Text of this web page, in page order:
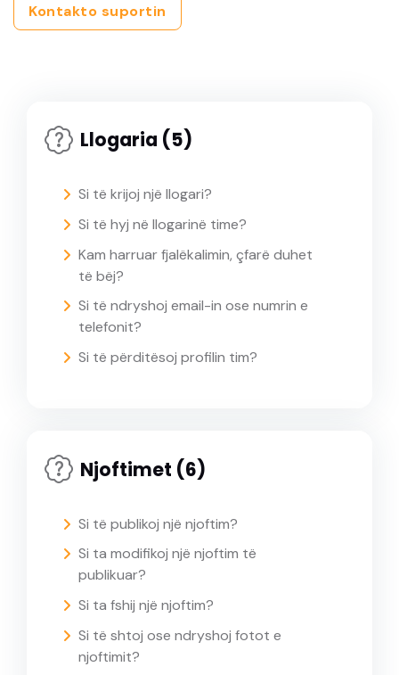
Kontakto suportin
Llogaria (5)
Si të krijoj një llogari?
Si të hyj në llogarinë time?
Kam harruar fjalëkalimin, çfarë duhet
të bëj?
Si të ndryshoj email-in ose numrin e
telefonit?
Si të përditësoj profilin tim?
Njoftimet (6)
Si të publikoj një njoftim?
Si ta modifikoj një njoftim të
publikuar?
Si ta fshij një njoftim?
Si të shtoj ose ndryshoj fotot e
njoftimit?